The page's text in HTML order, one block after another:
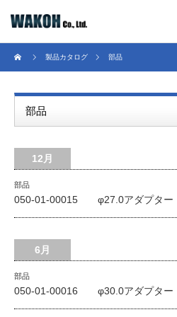
製品カタログ 部品
部品
12月
部品
050-01-00015 φ27.0アダプター
6月
部品
050-01-00016 φ30.0アダプター